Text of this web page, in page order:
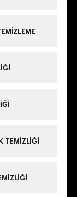
TEMIZLIĞI